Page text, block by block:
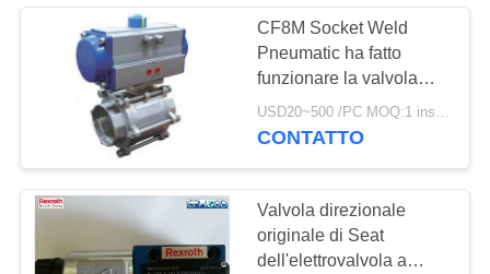
CF8M Socket Weld
Pneumatic ha fatto
funzionare la valvola
pneumaticamente ha
fatto funzionare la
USD20~500 /PC MOQ:1 insieme
CONTATTO
Valvola direzionale
originale di Seat
dell'elettrovalvola a